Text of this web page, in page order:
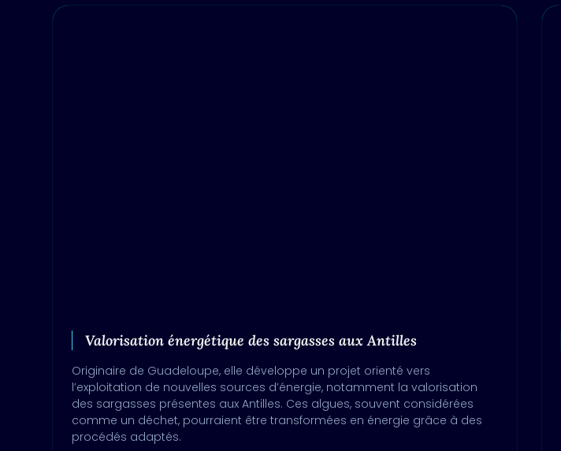
Valorisation énergétique des sargasses aux Antilles
Originaire de Guadeloupe, elle développe un projet orienté vers
l’exploitation de nouvelles sources d’énergie, notamment la valorisation
des sargasses présentes aux Antilles. Ces algues, souvent considérées
comme un déchet, pourraient être transformées en énergie grâce à des
procédés adaptés.